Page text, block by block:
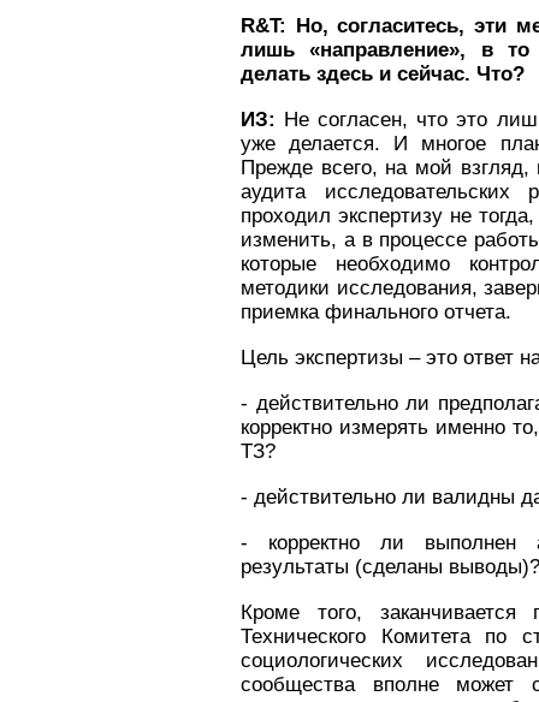
R&T: Но, согласитесь, эти
лишь «направление», в то
делать здесь и сейчас. Что?
ИЗ: Не согласен, что это
уже делается. И многое
Прежде всего, на мой взгляд,
аудита
проходил экспертизу не
изменить, а в процессе
которые необходимо
методики исследования,
приемка финального отчета.
Цель экспертизы – это ответ
- действительно ли
корректно измерять именно
ТЗ?
- действительно ли валидны
- корректно ли выполнен
результаты (сделаны выводы)?
Кроме того, заканчивается
Технического Комитета по
социологических
сообщества вполне может